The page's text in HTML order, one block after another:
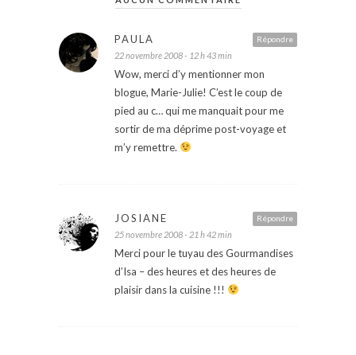
Répondre
PAULA
22 novembre 2008 - 12 h 43 min
Wow, merci d’y mentionner mon
blogue, Marie-Julie! C’est le coup de
pied au c… qui me manquait pour me
sortir de ma déprime post-voyage et
m’y remettre.
Répondre
JOSIANE
25 novembre 2008 - 21 h 42 min
Merci pour le tuyau des Gourmandises
d’Isa – des heures et des heures de
plaisir dans la cuisine !!!